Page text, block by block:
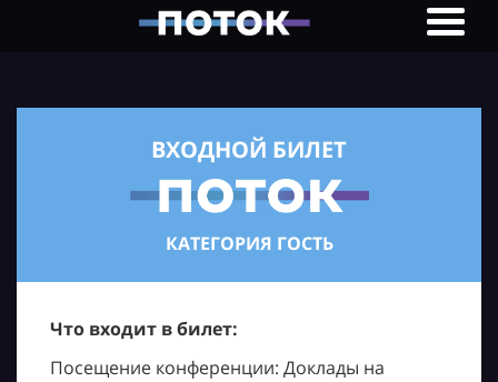
ВХОДНОЙ БИЛЕТ
КАТЕГОРИЯ ГОСТЬ
Что входит в билет:
Посещение конференции: Доклады на